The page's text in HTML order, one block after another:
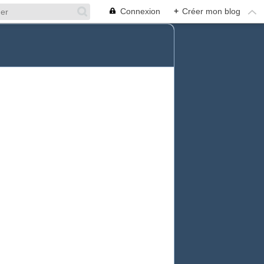
Connexion + Créer mon blog